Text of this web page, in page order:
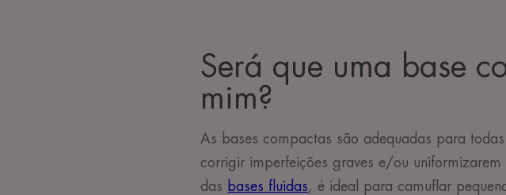
Será que uma base
mim?
As bases compactas são adequadas para
corrigir imperfeições graves e/ou
das bases fluidas, é ideal para camuflar